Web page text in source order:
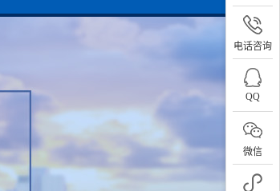
电话咨询
QQ
微信